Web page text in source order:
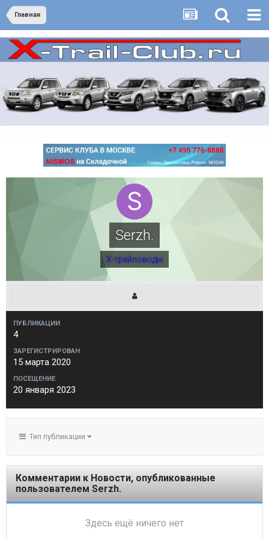
Главная
Serzh.
Х-трейловоды
ПУБЛИКАЦИИ
4
ЗАРЕГИСТРИРОВАН
15 марта 2020
ПОСЕЩЕНИЕ
20 января 2023
Тип публикации
Комментарии к Новости, опубликованные
пользователем Serzh.
Здесь ещё ничего нет